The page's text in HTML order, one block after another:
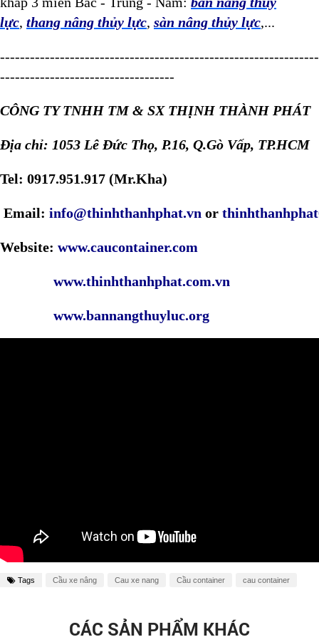
lực, thang nâng thủy lực, sàn nâng thủy lực,...
----------------------------------------------------------------
-----------------------------------
CÔNG TY TNHH TM & SX THỊNH THÀNH PHÁT
Địa chỉ: 1053 Lê Đức Thọ, P.16, Q.Gò Vấp, TP.HCM
Tel: 0917.951.917 (Mr.Kha)
Email: info@thinhthanhphat.vn or
Website: www.caucontainer.com
www.thinhthanhphat.com.vn
www.bannangthuyluc.org
Tags Cầu xe nâng Cau xe nang Cầu container cau container
CÁC SẢN PHẨM KHÁC